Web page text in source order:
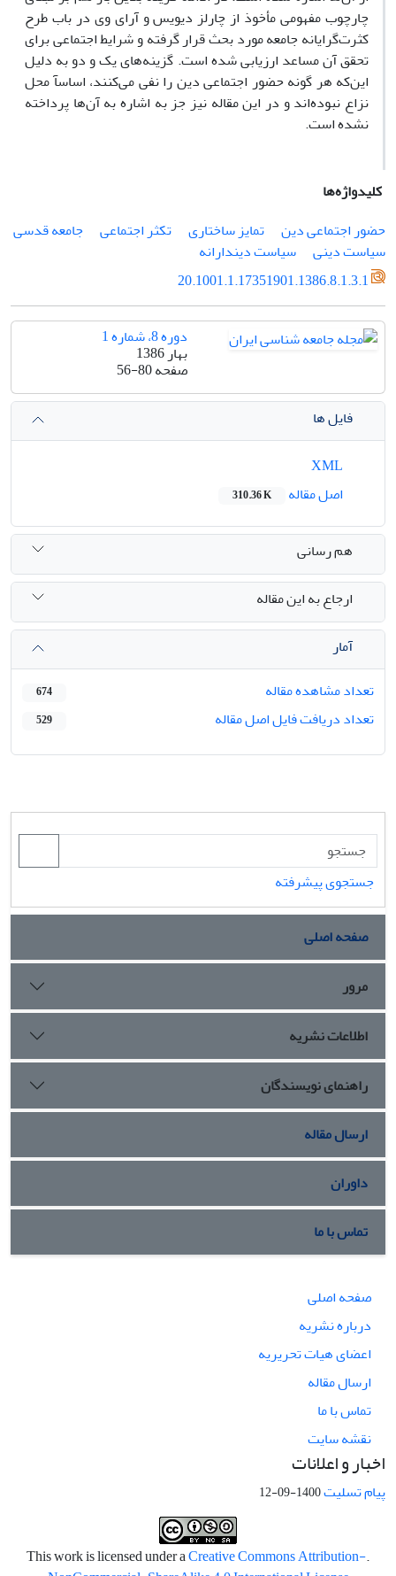
چارچوب مفهومی مأخوذ از چارلز دیویس و آرای وی در باب طرح
کثرت‌گرایانه جامعه مورد بحث قرار گرفته و شرایط اجتماعی برای
تحقق آن مساعد ارزیابی شده است. گزینه‌های یک و دو به دلیل
این‌که هر گونه حضور اجتماعی دین را نفی می‌کنند، اساسآ محل
نزاع نبوده‌اند و در این مقاله نیز جز به اشاره به آن‌ها پرداخته
نشده است.
کلیدواژه‌ها
حضور اجتماعی دین
تمایز ساختاری تکثر اجتماعی
جامعه قدسی
سیاست دینی
سیاست دیندارانه
20.1001.1.17351901.1386.8.1.3.1
دوره 8، شماره 1
بهار 1386
صفحه56-80
فایل ها
اصل مقاله
310.36 K
هم رسانی
ارجاع به این مقاله
آمار
تعداد مشاهده مقاله
674
تعداد دریافت فایل اصل مقاله 529
جستجوی پیشرفته
صفحه اصلی
مرور
اطلاعات نشریه
راهنمای نویسندگان
ارسال مقاله
داوران
تماس با ما
صفحه اصلی
درباره نشریه
اعضای هیات تحریریه
ارسال مقاله
تماس با ما
نقشه سایت
اخبار و اعلانات
پیام تسلیت1400-09-12
.This work is licensed under a
Creative Commons Attribution-